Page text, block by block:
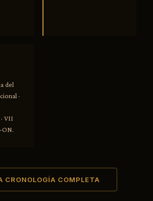
del
·
VII
ON.
CRONOLOGÍA COMPLETA